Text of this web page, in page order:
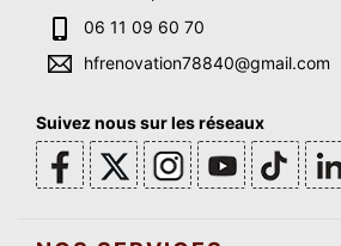
06 11 09 60 70
hfrenovation78840@gmail.com
Suivez nous sur les réseaux